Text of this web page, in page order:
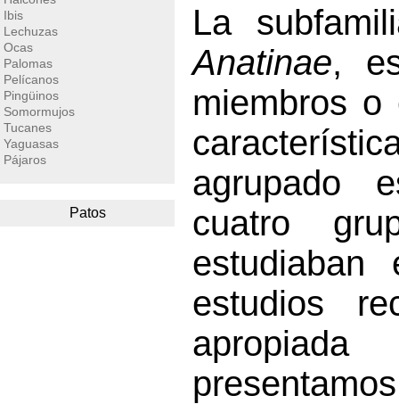
Ibis
Lechuzas
Ocas
Palomas
Pelícanos
Pingüinos
Somormujos
Tucanes
Yaguasas
Pájaros
Patos
La
Anatinae,
miembros
agrupado
cuatro
estudios